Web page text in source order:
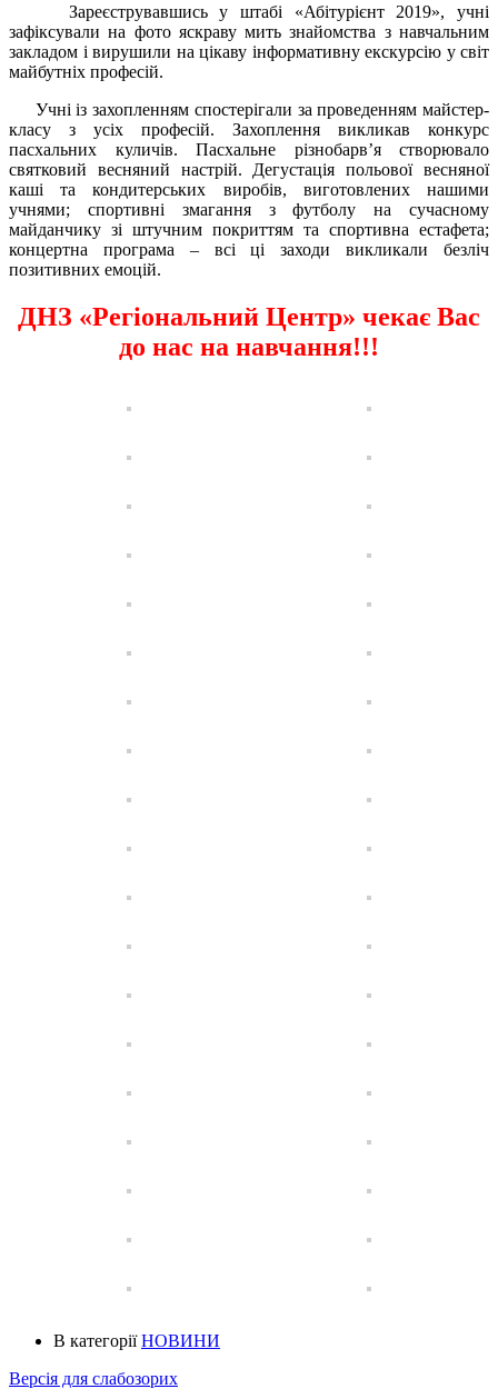
Зареєструвавшись у штабі «Абітурієнт 2019», учні
зафіксували на фото яскраву мить знайомства з навчальним
закладом і вирушили на цікаву інформативну екскурсію у світ
майбутніх професій.
Учні із захопленням спостерігали за проведенням майстер-
класу з усіх професій. Захоплення викликав конкурс
пасхальних куличів. Пасхальне різнобарв’я створювало
святковий весняний настрій. Дегустація польової весняної
каші та кондитерських виробів, виготовлених нашими
учнями; спортивні змагання з футболу на сучасному
майданчику зі штучним покриттям та спортивна естафета;
концертна програма – всі ці заходи викликали безліч
позитивних емоцій.
ДНЗ «Регіональний Центр» чекає Вас
до нас на навчання!!!
В категоріїНОВИНИ
Версія для слабозорих